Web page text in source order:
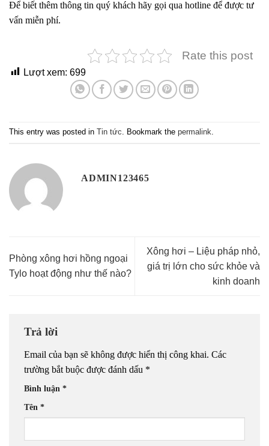
Để biết thêm thông tin quý khách hãy gọi qua hotline để được tư
vấn miễn phí.
Rate this post
Lượt xem: 699
This entry was posted in Tin tức. Bookmark the permalink.
ADMIN123465
Phòng xông hơi hồng ngoại
Tylo hoạt động như thế nào?
Xông hơi – Liệu pháp nhỏ,
giá trị lớn cho sức khỏe và
kinh doanh
Trả lời
Email của bạn sẽ không được hiển thị công khai. Các
trường bắt buộc được đánh dấu *
Bình luận *
Tên *